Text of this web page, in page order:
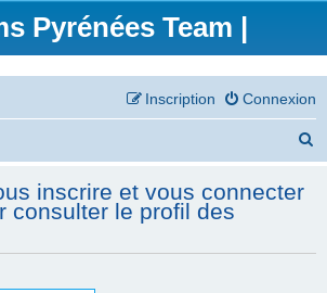
Pyrénées Team |
Connexion
Inscription
inscrire et vous connecter
consulter le profil des